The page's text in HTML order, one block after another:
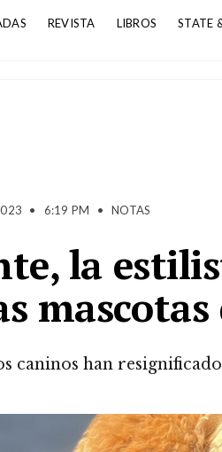
REVISTA LIBROS STATE
• 6:19 PM • NOTAS
la
caninos han